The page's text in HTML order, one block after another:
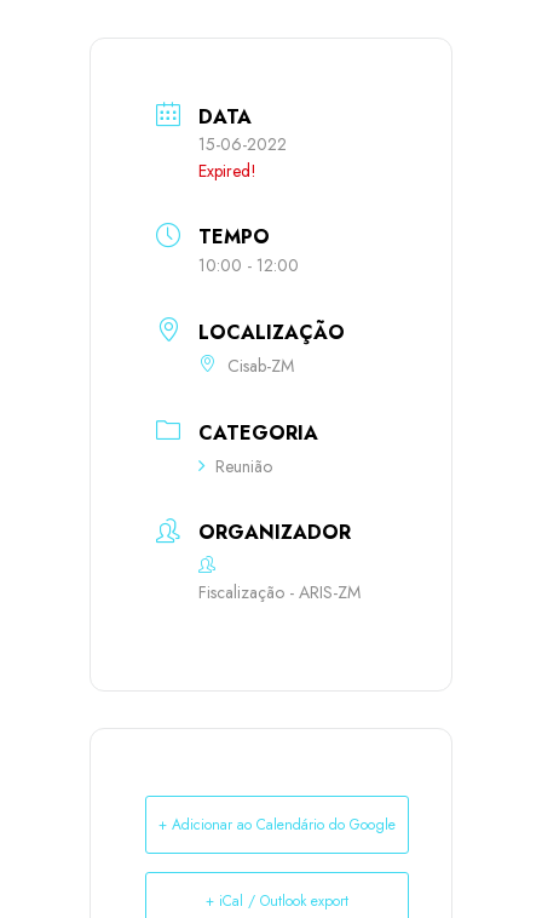
DATA
15-06-2022
Expired!
TEMPO
10:00 - 12:00
LOCALIZAÇÃO
Cisab-ZM
CATEGORIA
Reunião
ORGANIZADOR
Fiscalização - ARIS-ZM
+ Adicionar ao Calendário do Google
+ iCal / Outlook export